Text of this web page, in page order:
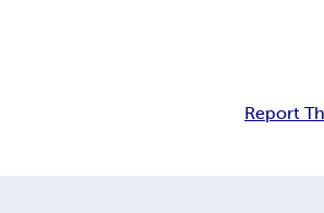
Report